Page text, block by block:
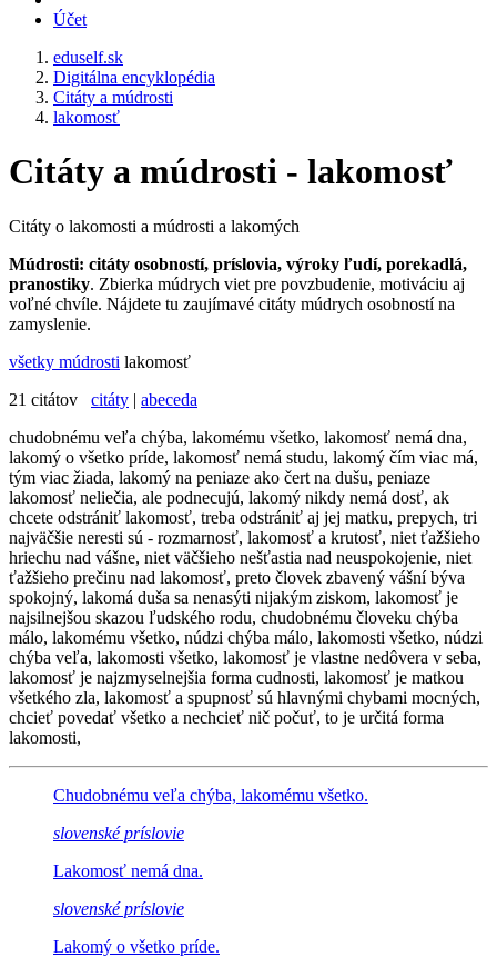
Účet
eduself.sk
Digitálna encyklopédia
Citáty a múdrosti
lakomosť
Citáty a múdrosti - lakomosť
Citáty o lakomosti a múdrosti a lakomých
Múdrosti: citáty osobností, príslovia, výroky ľudí, porekadlá,
pranostiky. Zbierka múdrych viet pre povzbudenie, motiváciu aj
voľné chvíle. Nájdete tu zaujímavé citáty múdrych osobností na
zamyslenie.
všetky múdrosti lakomosť
21 citátov citáty | abeceda
chudobnému veľa chýba, lakomému všetko, lakomosť nemá dna,
lakomý o všetko príde, lakomosť nemá studu, lakomý čím viac má,
tým viac žiada, lakomý na peniaze ako čert na dušu, peniaze
lakomosť neliečia, ale podnecujú, lakomý nikdy nemá dosť, ak
chcete odstrániť lakomosť, treba odstrániť aj jej matku, prepych, tri
najväčšie neresti sú - rozmarnosť, lakomosť a krutosť, niet ťažšieho
hriechu nad vášne, niet väčšieho nešťastia nad neuspokojenie, niet
ťažšieho prečinu nad lakomosť, preto človek zbavený vášní býva
spokojný, lakomá duša sa nenasýti nijakým ziskom, lakomosť je
najsilnejšou skazou ľudského rodu, chudobnému človeku chýba
málo, lakomému všetko, núdzi chýba málo, lakomosti všetko, núdzi
chýba veľa, lakomosti všetko, lakomosť je vlastne nedôvera v seba,
lakomosť je najzmyselnejšia forma cudnosti, lakomosť je matkou
všetkého zla, lakomosť a spupnosť sú hlavnými chybami mocných,
chcieť povedať všetko a nechcieť nič počuť, to je určitá forma
lakomosti,
Chudobnému veľa chýba, lakomému všetko.
slovenské príslovie
Lakomosť nemá dna.
slovenské príslovie
Lakomý o všetko príde.